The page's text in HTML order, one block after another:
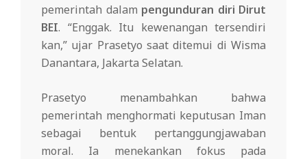
pemerintah dalam pengunduran diri Dirut
BEI. “Enggak. Itu kewenangan tersendiri
kan,” ujar Prasetyo saat ditemui di Wisma
Danantara, Jakarta Selatan.
Prasetyo menambahkan bahwa
pemerintah menghormati keputusan Iman
sebagai bentuk pertanggungjawaban
moral. Ia menekankan fokus pada